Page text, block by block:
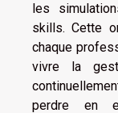
les
skills. Cette
chaque
vivre la
perdre en